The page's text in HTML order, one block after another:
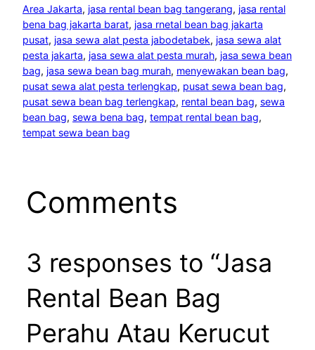
Area Jakarta, jasa rental bean bag tangerang, jasa rental
bena bag jakarta barat, jasa rnetal bean bag jakarta
pusat, jasa sewa alat pesta jabodetabek, jasa sewa alat
pesta jakarta, jasa sewa alat pesta murah, jasa sewa bean
bag, jasa sewa bean bag murah, menyewakan bean bag
pusat sewa alat pesta terlengkap, pusat sewa bean bag
pusat sewa bean bag terlengkap, rental bean bag, sewa
bean bag, sewa bena bag, tempat rental bean bag
tempat sewa bean bag
Comments
3 responses to “Jasa
Rental Bean Bag
Perahu Atau Kerucut